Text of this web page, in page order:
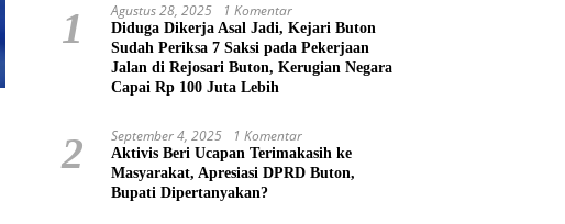
1 Agustus 28, 2025 1 Komentar
Diduga Dikerja Asal Jadi, Kejari Buton
Sudah Periksa 7 Saksi pada Pekerjaan
Jalan di Rejosari Buton, Kerugian Negara
Capai Rp 100 Juta Lebih
2 September 4, 2025 1 Komentar
Aktivis Beri Ucapan Terimakasih ke
Masyarakat, Apresiasi DPRD Buton,
Bupati Dipertanyakan?